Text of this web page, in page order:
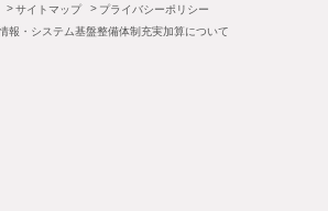
サイトマップ
プライバシーポリシー
報・システム基盤整備体制充実加算について